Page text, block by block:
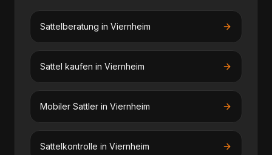
Sattelberatung in Viernheim
Sattel kaufen in Viernheim
Mobiler Sattler in Viernheim
Sattelkontrolle in Viernheim